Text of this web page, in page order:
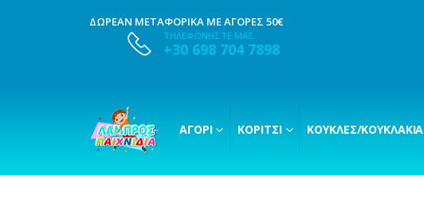
ΔΩΡΕΑΝ ΜΕΤΑΦΟΡΙΚΑ ΜΕ ΑΓΟΡΕΣ 50€
ΤΗΛΕΦΩΝΗΣΤΕ ΜΑΣ
+30 698 704 7898
ΑΓΌΡΙ ΚΟΡΊΤΣΙ ΚΟΎΚΛΕΣ/ΚΟΥΚΛΆΚΙΑ